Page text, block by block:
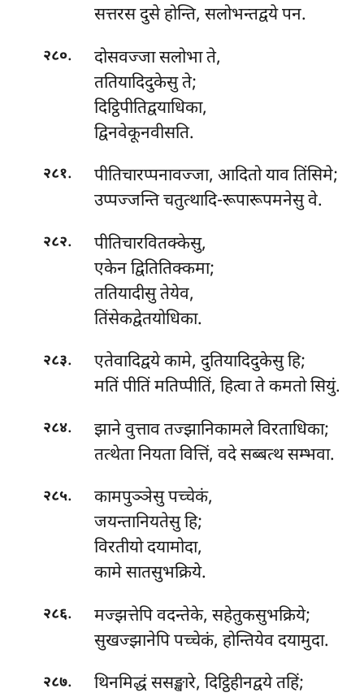
सत्तरस दुसे होन्ति, सलोभन्तद्वये पन.
२८०.
दोसवज्जा सलोभा ते,
ततियादिदुकेसु ते;
दिट्ठिपीतिद्वयाधिका,
द्विनवेकूनवीसति.
२८१.
पीतिचारप्पनावज्जा, आदितो याव तिंसिमे;
उप्पज्जन्ति चतुत्थादि-रूपारूपमनेसु वे.
२८२.
पीतिचारवितक्केसु,
एकेन द्वितितिक्कमा;
ततियादीसु तेयेव,
तिंसेकद्वेतयोधिका.
२८३.
एतेवादिद्वये कामे, दुतियादिदुकेसु हि;
मतिं पीतिं मतिप्पीतिं, हित्वा ते कमतो सियुं.
२८४.
झाने वुत्ताव तज्झानिकामले विरताधिका;
तत्थेता नियता वित्तिं, वदे सब्बत्थ सम्भवा.
२८५. कामपुञ्ञेसुपच्चेकं,
जयन्तानियतेसु हि;
विरतीयो दयामोदा,
कामे सातसुभक्रिये.
२८६.
मज्झत्तेपि वदन्तेके, सहेतुकसुभक्रिये;
सुखज्झानेपि पच्चेकं, होन्तियेव दयामुदा.
२८७.
थिनमिद्धं ससङ्खारे, दिट्ठिहीनद्वये तहिं;